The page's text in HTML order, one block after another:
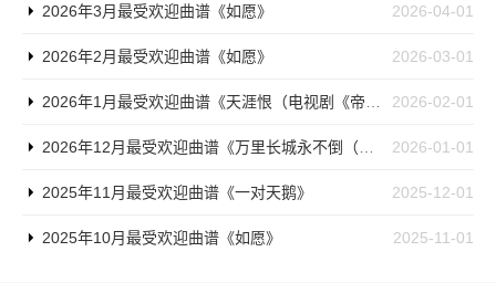
2026-04-01
2026年3月最受欢迎曲谱《如愿》
2026-03-01
2026年2月最受欢迎曲谱《如愿》
2026-02-01
2026年1月最受欢迎曲谱《天涯恨（电视剧《帝锦》片尾曲）》
2026-01-01
2026年12月最受欢迎曲谱《万里长城永不倒（电视剧《霍元甲》主题歌）》
2025-12-01
2025年11月最受欢迎曲谱《一对天鹅》
2025-11-01
2025年10月最受欢迎曲谱《如愿》